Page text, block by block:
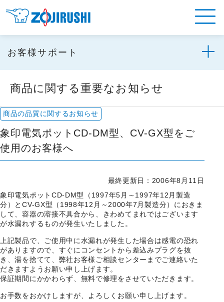
お客様サポート
商品に関する重要なお知らせ
商品の品質に関するお知らせ
象印電気ポットCD-DM型、CV-GX型をご
使用のお客様へ
最終更新日：2006年8月11日
象印電気ポットCD-DM型（1997年5月～1997年12月製造
分）とCV-GX型（1998年12月～2000年7月製造分）におきま
して、容器の溶接不具合から、きわめてまれではございます
が水漏れするものが発生いたしました。
上記製品で、ご使用中に水漏れが発生した場合は感電の恐れ
がありますので、すぐにコンセントから差込みプラグを抜
き、湯を捨てて、弊社お客様ご相談センターまでご連絡いた
だきますようお願い申し上げます。
保証期間にかかわらず、無料で修理をさせていただきます。
お手数をおかけしますが、よろしくお願い申し上げます。